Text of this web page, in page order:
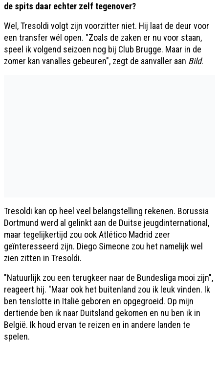
de spits daar echter zelf tegenover?
Wel, Tresoldi volgt zijn voorzitter niet. Hij laat de deur voor
een transfer wél open. "Zoals de zaken er nu voor staan,
speel ik volgend seizoen nog bij Club Brugge. Maar in de
zomer kan vanalles gebeuren", zegt de aanvaller aan Bild.
Tresoldi kan op heel veel belangstelling rekenen. Borussia
Dortmund werd al gelinkt aan de Duitse jeugdinternational,
maar tegelijkertijd zou ook Atlético Madrid zeer
geïnteresseerd zijn. Diego Simeone zou het namelijk wel
zien zitten in Tresoldi.
"Natuurlijk zou een terugkeer naar de Bundesliga mooi zijn",
reageert hij. "Maar ook het buitenland zou ik leuk vinden. Ik
ben tenslotte in Italië geboren en opgegroeid. Op mijn
dertiende ben ik naar Duitsland gekomen en nu ben ik in
België. Ik houd ervan te reizen en in andere landen te
spelen.